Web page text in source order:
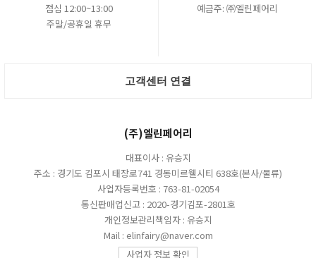
점심 12:00~13:00
주말/공휴일 휴무
예금주: ㈜엘린페어리
고객센터 연결
(주)엘린페어리
대표이사 : 유승지
주소 : 경기도 김포시 태장로741 경동미르웰시티 638호(본사/물류)
사업자등록번호 : 763-81-02054
통신판매업신고 : 2020-경기김포-2801호
개인정보관리책임자 : 유승지
Mail : elinfairy@naver.com
사업자 정보 확인